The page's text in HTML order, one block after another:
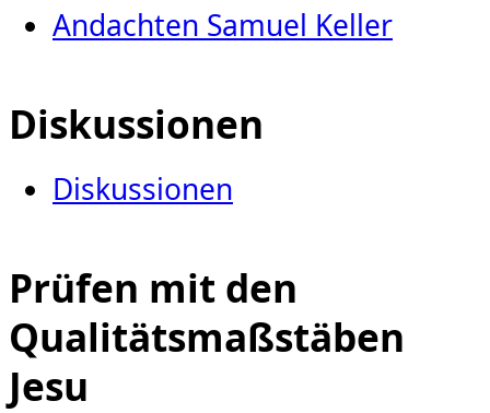
Andachten Samuel Keller
Diskussionen
Diskussionen
Prüfen mit den
Qualitätsmaßstäben
Jesu